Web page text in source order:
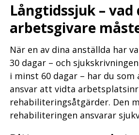
Långtidssjuk – vad
arbetsgivare
När en av dina anställda har
30 dagar – och
i minst 60 dagar – har du
ansvar att vidta
rehabiliteringsåtgärder. Den
rehabiliteringen ansvarar